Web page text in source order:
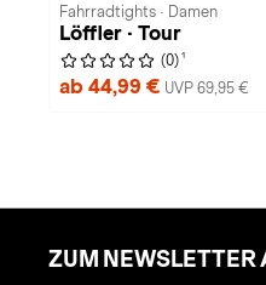
Fahrradtights · Damen
Löffler · Tour
(0) 1
ab 44,99 € UVP 69,95 €
ZUM NEWSLETTER